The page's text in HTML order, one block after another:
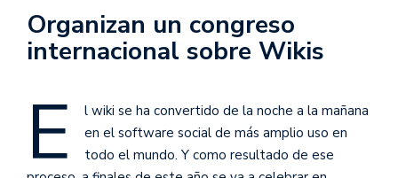
Organizan un congreso
internacional sobre Wikis
E
l wiki se ha convertido de la noche a la mañana
en el software social de más amplio uso en
todo el mundo. Y como resultado de ese